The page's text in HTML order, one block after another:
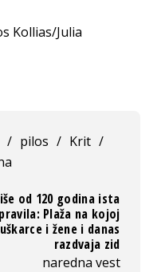
Kollias/Julia
/ pilos / Krit /
od 120 godina ista
pravila: Plaža na kojoj
i žene i danas
razdvaja zid
naredna vest